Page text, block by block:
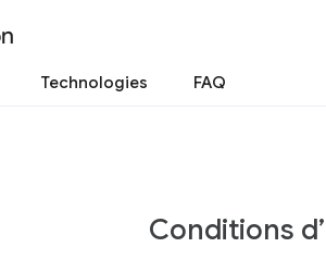
Technologies FAQ
Conditions